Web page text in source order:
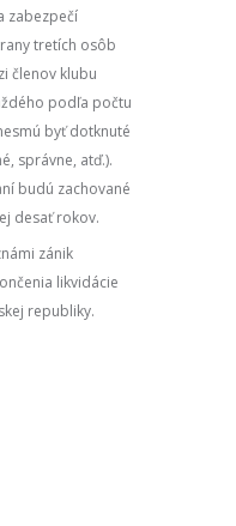
zabezpečí
tretích osôb
členov klubu
podľa počtu
byť dotknuté
správne, atď.).
budú zachované
desať rokov.
zánik
likvidácie
republiky.